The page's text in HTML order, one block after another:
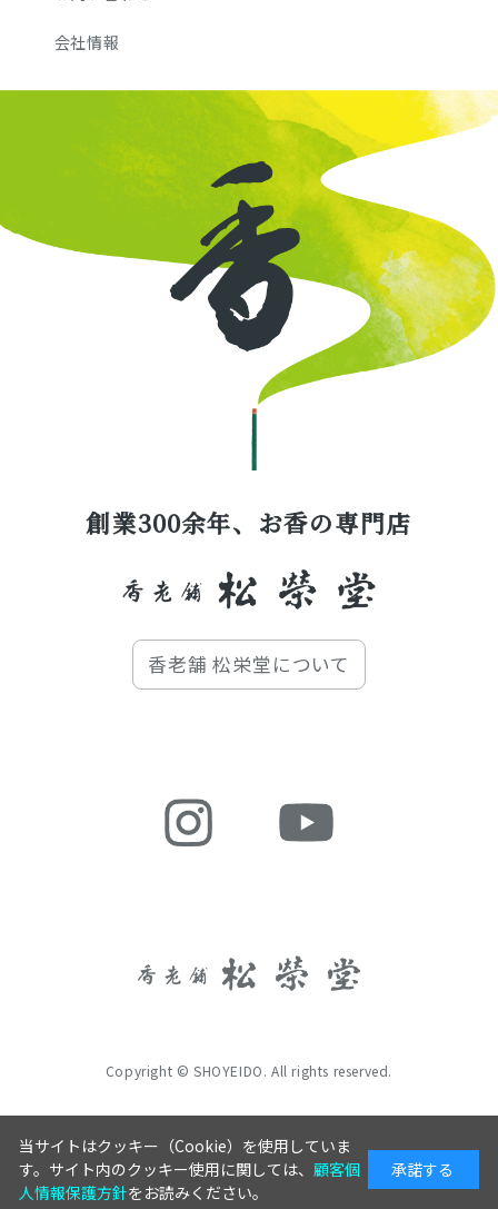
会社情報
創業300余年、お香の専門店
香老舗 松栄堂について
Copyright © SHOYEIDO. All rights reserved.
当サイトはクッキー（Cookie）を使用していま
す。サイト内のクッキー使用に関しては、 顧客個
人情報保護方針をお読みください。
承諾する